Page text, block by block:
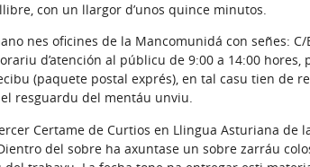
con un llargor d’unos quince minutos.
nes oficines de la Mancomunidá con señes: C/
d’atención al públicu de 9:00 a 14:00 hores,
(paquete postal exprés), en tal casu tien de
resguardu del mentáu unviu.
Certame de Curtios en Llingua Asturiana de
del sobre ha axuntase un sobre zarráu